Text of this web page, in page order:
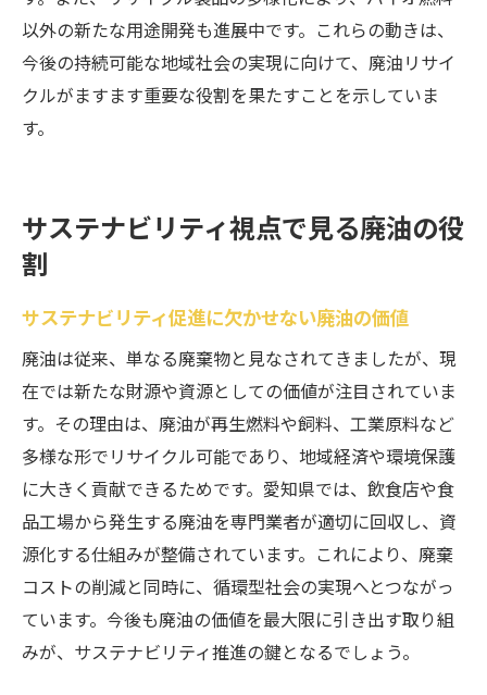
以外の新たな用途開発も進展中です。これらの動きは、
今後の持続可能な地域社会の実現に向けて、廃油リサイ
クルがますます重要な役割を果たすことを示していま
す。
サステナビリティ視点で見る廃油の役
割
サステナビリティ促進に欠かせない廃油の価値
廃油は従来、単なる廃棄物と見なされてきましたが、現
在では新たな財源や資源としての価値が注目されていま
す。その理由は、廃油が再生燃料や飼料、工業原料など
多様な形でリサイクル可能であり、地域経済や環境保護
に大きく貢献できるためです。愛知県では、飲食店や食
品工場から発生する廃油を専門業者が適切に回収し、資
源化する仕組みが整備されています。これにより、廃棄
コストの削減と同時に、循環型社会の実現へとつながっ
ています。今後も廃油の価値を最大限に引き出す取り組
みが、サステナビリティ推進の鍵となるでしょう。